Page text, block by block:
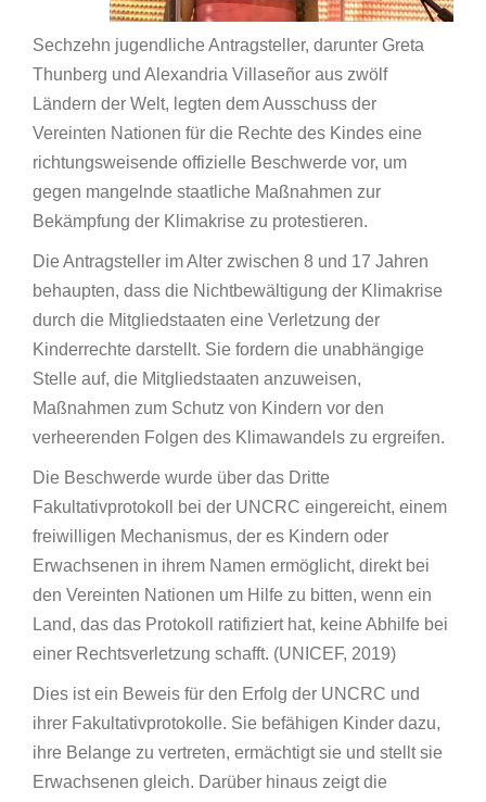
Sechzehn jugendliche Antragsteller, darunter Greta
Thunberg und Alexandria Villaseñor aus zwölf
Ländern der Welt, legten dem Ausschuss der
Vereinten Nationen für die Rechte des Kindes eine
richtungsweisende offizielle Beschwerde vor, um
gegen mangelnde staatliche Maßnahmen zur
Bekämpfung der Klimakrise zu protestieren.
Die Antragsteller im Alter zwischen 8 und 17 Jahren
behaupten, dass die Nichtbewältigung der Klimakrise
durch die Mitgliedstaaten eine Verletzung der
Kinderrechte darstellt. Sie fordern die unabhängige
Stelle auf, die Mitgliedstaaten anzuweisen,
Maßnahmen zum Schutz von Kindern vor den
verheerenden Folgen des Klimawandels zu ergreifen.
Die Beschwerde wurde über das Dritte
Fakultativprotokoll bei der UNCRC eingereicht, einem
freiwilligen Mechanismus, der es Kindern oder
Erwachsenen in ihrem Namen ermöglicht, direkt bei
den Vereinten Nationen um Hilfe zu bitten, wenn ein
Land, das das Protokoll ratifiziert hat, keine Abhilfe bei
einer Rechtsverletzung schafft. (UNICEF, 2019)
Dies ist ein Beweis für den Erfolg der UNCRC und
ihrer Fakultativprotokolle. Sie befähigen Kinder dazu,
ihre Belange zu vertreten, ermächtigt sie und stellt sie
Erwachsenen gleich. Darüber hinaus zeigt die